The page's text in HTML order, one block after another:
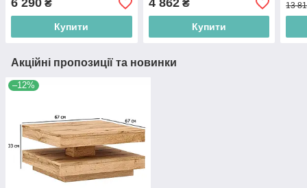
6 290 ₴
Купити
4 862₴
Купити
13
Акційні пропозиції та новинки
–12%